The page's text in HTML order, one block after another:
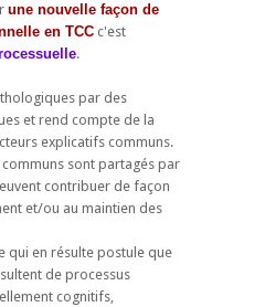
une nouvelle façon de
en TCC c'est
.
par des
et rend compte de la
explicatifs communs.
sont partagés par
contribuer de façon
et/ou au maintien des
qui en résulte postule que
de processus
cognitifs,